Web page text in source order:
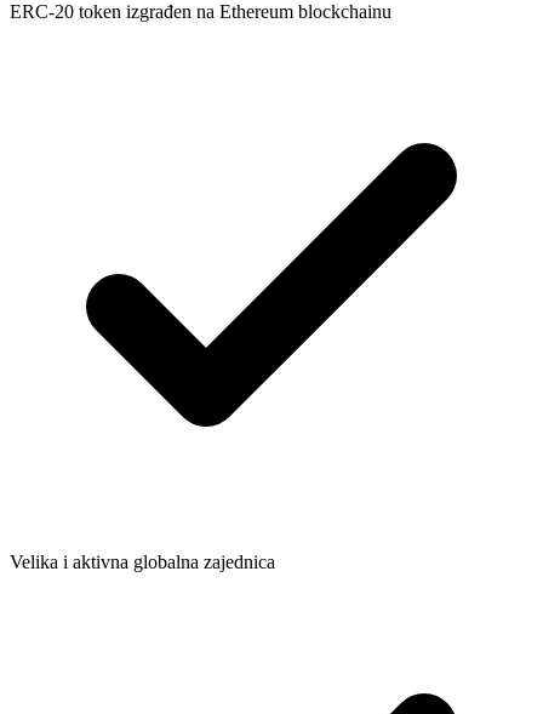
ERC-20 token izgrađen na Ethereum blockchainu
Velika i aktivna globalna zajednica